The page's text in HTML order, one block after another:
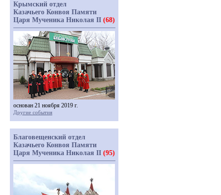
Крымский отдел
Казачьего Конвоя Памяти
Царя Мученика Николая II (68)
основан 21 ноября 2019 г.
Другие события
Благовещенский отдел
Казачьего Конвоя Памяти
Царя Мученика Николая II (95)